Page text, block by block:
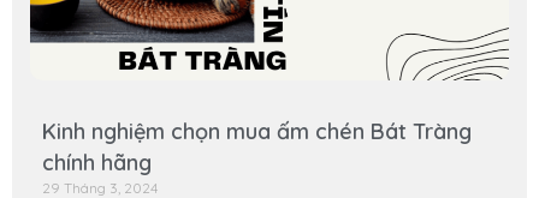
Kinh nghiệm chọn mua ấm chén Bát Tràng
chính hãng
29 Tháng 3, 2024